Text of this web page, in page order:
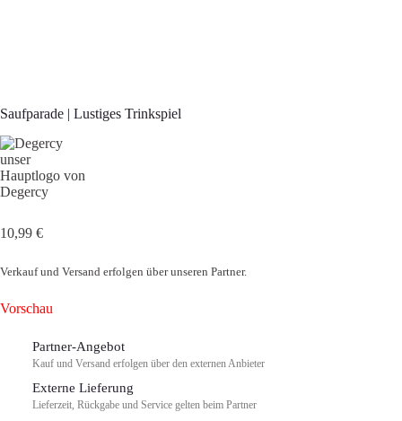
Saufparade | Lustiges Trinkspiel
10,99 €
Verkauf und Versand erfolgen über unseren Partner.
Vorschau
Partner-Angebot
Kauf und Versand erfolgen über den externen Anbieter
Externe Lieferung
Lieferzeit, Rückgabe und Service gelten beim Partner